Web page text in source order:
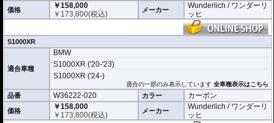
価格
￥158,000
￥ 173,800(税込) メーカー
Wunderlich / ワンダーリ
ッヒ
S1000XR
適合車種
BMW
S1000XR ('20-'23)
S1000XR ('24-)
適合の一部のみ表示しています全車種表示はこちら
品番 W36222-020 カラー カーボン
価格
￥158,000
￥ 173,800(税込) メーカー
Wunderlich / ワンダーリ
ッヒ